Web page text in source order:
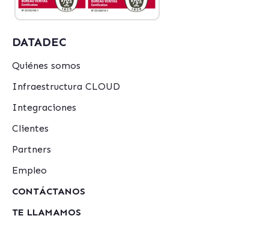
DATADEC
Quiénes somos
Infraestructura CLOUD
Integraciones
Clientes
Partners
Empleo
CONTÁCTANOS
TE LLAMAMOS